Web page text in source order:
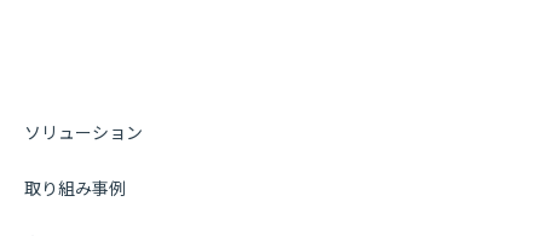
ソリューション
取り組み事例